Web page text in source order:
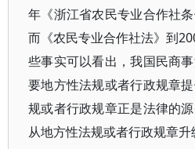
年《浙江省农民专业合作社
而《农民专业合作社法》到
些事实可以看出，我国民商
要地方性法规或者行政规章
规或者行政规章正是法律的
从地方性法规或者行政规章升